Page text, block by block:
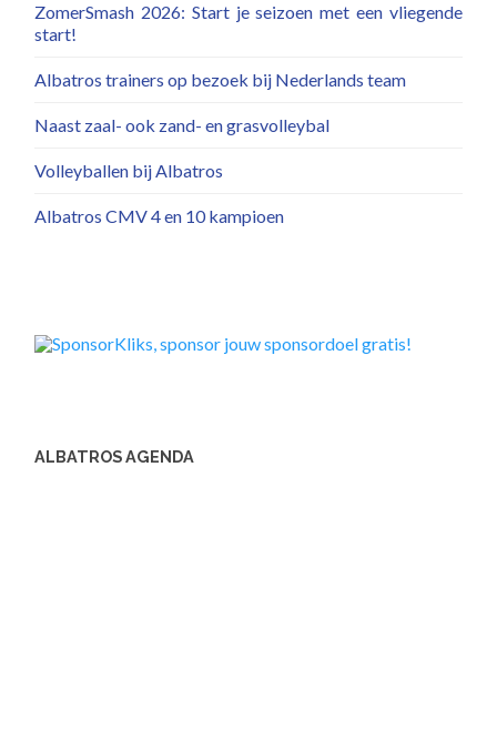
ZomerSmash 2026: Start je seizoen met een vliegende
start!
Albatros trainers op bezoek bij Nederlands team
Naast zaal- ook zand- en grasvolleybal
Volleyballen bij Albatros
Albatros CMV 4 en 10 kampioen
ALBATROS AGENDA